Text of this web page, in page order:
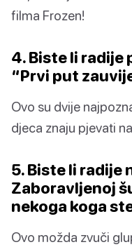
filma Frozen!
4. Biste li radije
“Prvi put
Ovo su dvije
djeca znaju pjevati
5. Biste li radije
Zaboravljenoj
nekoga koga
Ovo možda zvuči